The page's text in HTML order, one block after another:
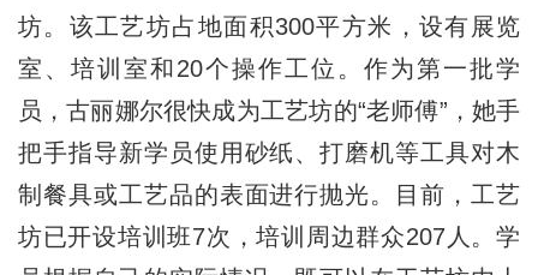
坊。该工艺坊占地面积300平方米，设有展览
室、培训室和20个操作工位。作为第一批学
员，古丽娜尔很快成为工艺坊的“老师傅”，她手
把手指导新学员使用砂纸、打磨机等工具对木
制餐具或工艺品的表面进行抛光。目前，工艺
坊已开设培训班7次，培训周边群众207人。学